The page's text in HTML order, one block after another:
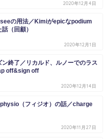
2020年12月4日
の用法／Kimiがepicなpodium
（回顧）
2020年12月1日
終了／リカルド、ルノーでのラス
off&sign off
2020年12月14日
（フィジオ）の話／charge
2020年11月27日